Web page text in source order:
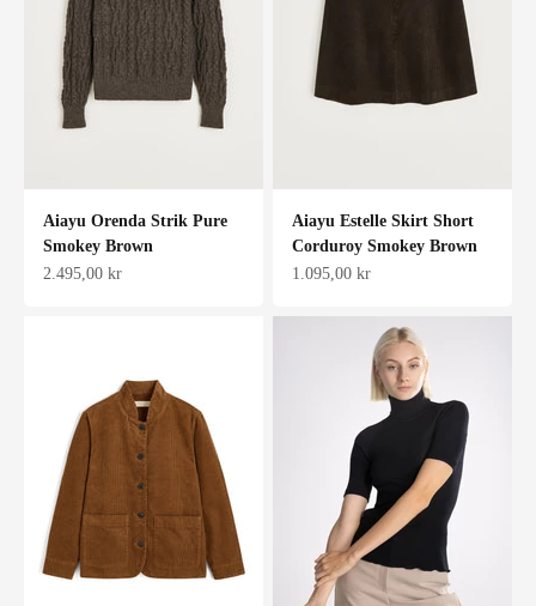
Aiayu Orenda Strik Pure
Smokey Brown
Salgspris
2.495,00 kr
Aiayu Estelle Skirt Short
Corduroy Smokey Brown
Salgspris
1.095,00 kr